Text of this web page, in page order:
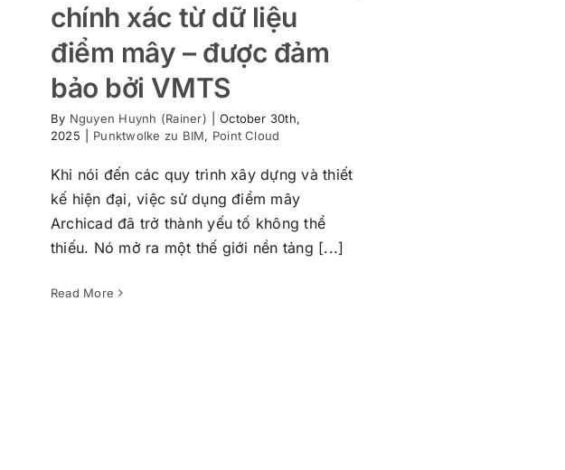
chính xác từ dữ liệu
điểm mây – được đảm
bảo bởi VMTS
By Nguyen Huynh (Rainer)
October 30th,
2025
Punktwolke zu BIM, Point Cloud
Khi nói đến các quy trình xây dựng và thiết
kế hiện đại, việc sử dụng điểm mây
Archicad đã trở thành yếu tố không thể
thiếu. Nó mở ra một thế giới nền tảng [...]
Read More
Point Cloud Intensity hay với màu sắc
(RGB) lựa chọn nào thật sự cần thiết để
đạt độ chính xác cao?